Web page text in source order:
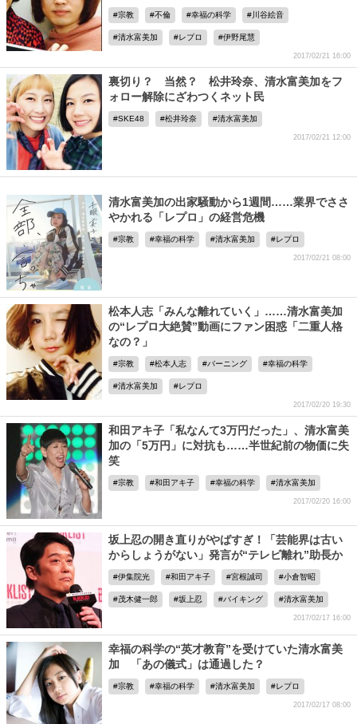
宗教 不倫 幸福の科学 川谷絵音
清水富美加 レプロ 伊野尾慧
2017/02/21 16:00
裏切り？ 当然？ 松井玲奈、清水富美加をフ
ォロー解除にざわつくネット民
SKE48 松井玲奈 清水富美加
2017/02/21 12:00
清水富美加の出家騒動から1週間……業界でささ
やかれる「レプロ」の経営危機
宗教 幸福の科学 清水富美加 レプロ
2017/02/21 08:00
松本人志「みんな離れていく」……清水富美加
の“レプロ大絶賛”動画にファン困惑「二重人格
なの？」
宗教 松本人志 バーニング 幸福の科学
清水富美加 レプロ
2017/02/20 19:30
和田アキ子「私なんて3万円だった」、清水富美
加の「5万円」に対抗も……半世紀前の物価に失
笑
宗教 和田アキ子 幸福の科学 清水富美加
2017/02/20 16:00
坂上忍の開き直りがやばすぎ！「芸能界は古い
からしょうがない」発言が“テレビ離れ”助長か
伊集院光 和田アキ子 宮根誠司 小倉智昭
茂木健一郎 坂上忍 バイキング 清水富美加
2017/02/17 16:00
幸福の科学の“英才教育”を受けていた清水富美
加 「あの儀式」は通過した？
宗教 幸福の科学 清水富美加 レプロ
2017/02/17 08:00